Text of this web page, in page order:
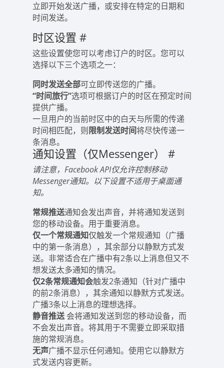
立即开始发送广播，或安排在特定的日期和
时间发送。
时区设置 #
这些设置使您可以考虑订户的时区。您可以
选择以下三个选项之一：
同时发送全部可立即传送您的广播。
“时间旅行”选项可根据订户的时区在预定时间
提供广播。
一旦用户的当前时区中的白天与所需的传递
时间相匹配，则限制发送时间将尽快传递一
条消息。
通知设置（仅Messenger） #
请注意，Facebook API仅允许控制移动
Messenger通知。以下设置不适用于桌面通
知。
常规推送通知会发出声音，并将通知发送到
您的移动设备。用于重要消息。
仅一个常规通知仅触发一个常规通知（广播
中的第一条消息），其余部分以静默方式发
送。非常适合在广播中有2条以上消息但又不
想发送太多通知的情况。
仅2条常规通知会触发2条通知（针对广播中
的前2条消息），其余通知以静默方式发送。
广播3条以上消息的理想选择。
静音推送会将通知发送到您的移动设备，而
不会发出声音。将其用于不需要立即采取措
施的常规消息。
无声广播不显示任何通知。使用它以静默方
式发送内容更新。